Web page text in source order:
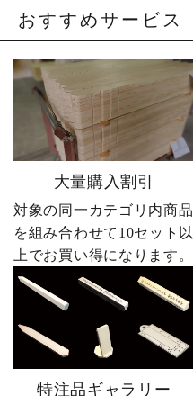
おすすめサービス
大量購入割引
対象の同一カテゴリ内商品
を組み合わせて10セット以
上でお買い得になります。
特注品ギャラリー